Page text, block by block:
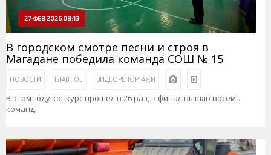
27-ФЕВ 2026 08:13
В городском смотре песни и строя в
Магадане победила команда СОШ № 15
НОВОСТИ ГЛАВНОЕ ВИДЕОРЕПОРТАЖИ
В этом году конкурс прошел в 26 раз, в финал вышло восемь
команд.